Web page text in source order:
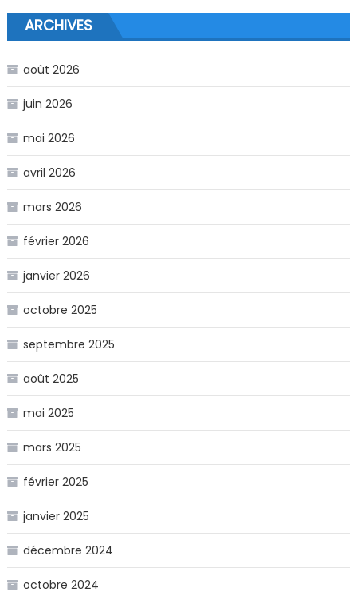
ARCHIVES
août 2026
juin 2026
mai 2026
avril 2026
mars 2026
février 2026
janvier 2026
octobre 2025
septembre 2025
août 2025
mai 2025
mars 2025
février 2025
janvier 2025
décembre 2024
octobre 2024